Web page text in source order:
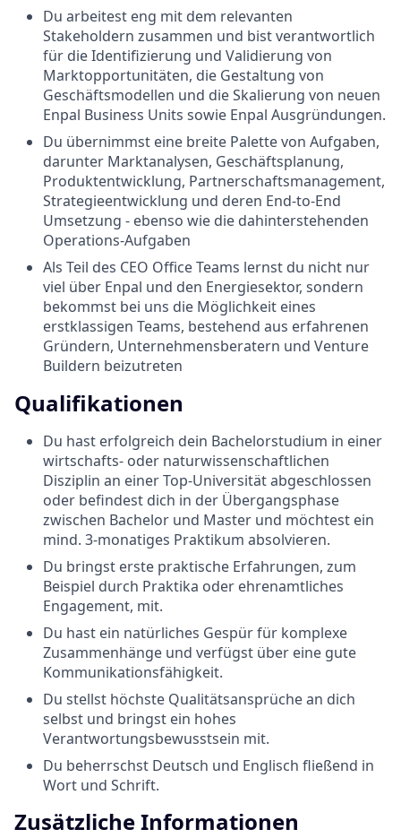
Du arbeitest eng mit dem relevanten
Stakeholdern zusammen und bist verantwortlich
für die Identifizierung und Validierung von
Marktopportunitäten, die Gestaltung von
Geschäftsmodellen und die Skalierung von neuen
Enpal Business Units sowie Enpal Ausgründungen.
Du übernimmst eine breite Palette von Aufgaben,
darunter Marktanalysen, Geschäftsplanung,
Produktentwicklung, Partnerschaftsmanagement,
Strategieentwicklung und deren End-to-End
Umsetzung - ebenso wie die dahinterstehenden
Operations-Aufgaben
Als Teil des CEO Office Teams lernst du nicht nur
viel über Enpal und den Energiesektor, sondern
bekommst bei uns die Möglichkeit eines
erstklassigen Teams, bestehend aus erfahrenen
Gründern, Unternehmensberatern und Venture
Buildern beizutreten
Qualifikationen
Du hast erfolgreich dein Bachelorstudium in einer
wirtschafts- oder naturwissenschaftlichen
Disziplin an einer Top-Universität abgeschlossen
oder befindest dich in der Übergangsphase
zwischen Bachelor und Master und möchtest ein
mind. 3-monatiges Praktikum absolvieren.
Du bringst erste praktische Erfahrungen, zum
Beispiel durch Praktika oder ehrenamtliches
Engagement, mit.
Du hast ein natürliches Gespür für komplexe
Zusammenhänge und verfügst über eine gute
Kommunikationsfähigkeit.
Du stellst höchste Qualitätsansprüche an dich
selbst und bringst ein hohes
Verantwortungsbewusstsein mit.
Du beherrschst Deutsch und Englisch fließend in
Wort und Schrift.
Zusätzliche Informationen